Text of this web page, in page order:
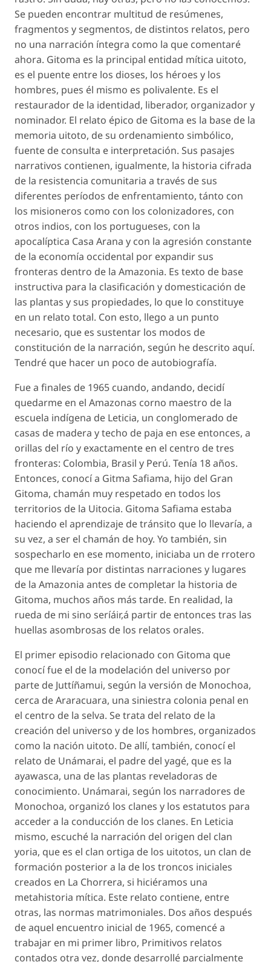
Se pueden encontrar multitud de resúmenes,
fragmentos y segmentos, de distintos relatos, pero
no una narración íntegra como la que comentaré
ahora. Gitoma es la principal entidad mítica uitoto,
es el puente entre los dioses, los héroes y los
hombres, pues él mismo es polivalente. Es el
restaurador de la identidad, liberador, organizador y
nominador. El relato épico de Gitoma es la base de la
memoria uitoto, de su ordenamiento simbólico,
fuente de consulta e interpretación. Sus pasajes
narrativos contienen, igualmente, la historia cifrada
de la resistencia comunitaria a través de sus
diferentes períodos de enfrentamiento, tánto con
los misioneros como con los colonizadores, con
otros indios, con los portugueses, con la
apocalíptica Casa Arana y con la agresión constante
de la economía occidental por expandir sus
fronteras dentro de la Amazonia. Es texto de base
instructiva para la clasificación y domesticación de
las plantas y sus propiedades, lo que lo constituye
en un relato total. Con esto, llego a un punto
necesario, que es sustentar los modos de
constitución de la narración, según he descrito aquí.
Tendré que hacer un poco de autobiografía.
Fue a finales de 1965 cuando, andando, decidí
quedarme en el Amazonas corno maestro de la
escuela indígena de Leticia, un conglomerado de
casas de madera y techo de paja en ese entonces, a
orillas del río y exactamente en el centro de tres
fronteras: Colombia, Brasil y Perú. Tenía 18 años.
Entonces, conocí a Gitma Safiama, hijo del Gran
Gitoma, chamán muy respetado en todos los
territorios de la Uitocia. Gitoma Safiama estaba
haciendo el aprendizaje de tránsito que lo llevaría, a
su vez, a ser el chamán de hoy. Yo también, sin
sospecharlo en ese momento, iniciaba un de rrotero
que me llevaría por distintas narraciones y lugares
de la Amazonia antes de completar la historia de
Gitoma, muchos años más tarde. En realidad, la
rueda de mi sino seríáir,á partir de entonces tras las
huellas asombrosas de los relatos orales.
El primer episodio relacionado con Gitoma que
conocí fue el de la modelación del universo por
parte de Juttíñamui, según la versión de Monochoa,
cerca de Araracuara, una siniestra colonia penal en
el centro de la selva. Se trata del relato de la
creación del universo y de los hombres, organizados
como la nación uitoto. De allí, también, conocí el
relato de Unámarai, el padre del yagé, que es la
ayawasca, una de las plantas reveladoras de
conocimiento. Unámarai, según los narradores de
Monochoa, organizó los clanes y los estatutos para
acceder a la conducción de los clanes. En Leticia
mismo, escuché la narración del origen del clan
yoria, que es el clan ortiga de los uitotos, un clan de
formación posterior a la de los troncos iniciales
creados en La Chorrera, si hiciéramos una
metahistoria mítica. Este relato contiene, entre
otras, las normas matrimoniales. Dos años después
de aquel encuentro inicial de 1965, comencé a
trabajar en mi primer libro, Primitivos relatos
contados otra vez, donde desarrollé parcialmente